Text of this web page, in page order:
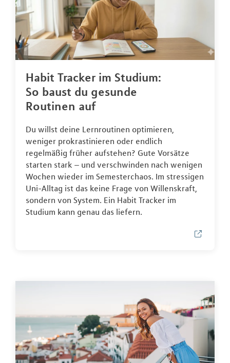
Habit Tracker im Studium:
So baust du gesunde
Routinen auf
Du willst deine Lernroutinen optimieren,
weniger prokrastinieren oder endlich
regelmäßig früher aufstehen? Gute Vorsätze
starten stark – und verschwinden nach wenigen
Wochen wieder im Semesterchaos. Im stressigen
Uni-Alltag ist das keine Frage von Willenskraft,
sondern von System. Ein Habit Tracker im
Studium kann genau das liefern.